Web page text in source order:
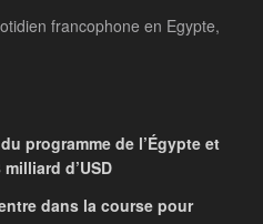
francophone en Egypte,
programme de l’Égypte et
d’USD
dans la course pour